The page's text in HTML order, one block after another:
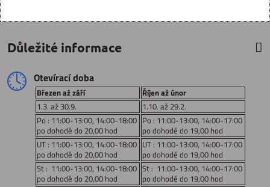
Důležité informace
Otevírací doba
Březen až září
Říjen až únor
1.3. až 30.9.
1.10. až 29.2.
Po : 11:00-13:00, 14:00-18:00
po dohodě do 20,00 hod
Po : 11:00-13:00, 14:00-17:00
po dohodě do 19,00 hod
UT : 11:00-13:00, 14:00-18:00
po dohodě do 20,00 hod
UT : 11:00-13:00, 14:00-17:00
po dohodě do 19,00 hod
St : 11:00-13:00, 14:00-18:00
po dohodě do 20,00 hod
St : 11:00-13:00, 14:00-17:00
po dohodě do 19,00 hod